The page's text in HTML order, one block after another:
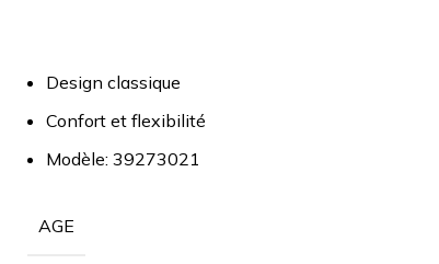
Design classique
Confort et flexibilité
Modèle: 39273021
AGE